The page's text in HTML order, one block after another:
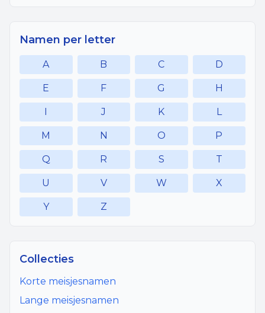
Namen per letter
A B C D
E F G H
I J K L
M N O P
Q R S T
U V W X
Y Z
Collecties
Korte meisjesnamen
Lange meisjesnamen